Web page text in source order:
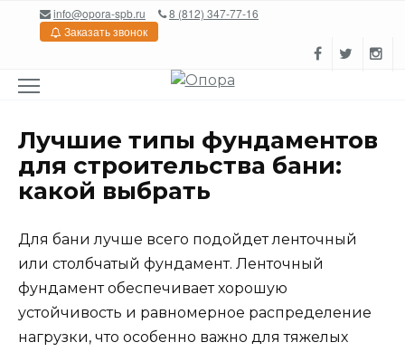
Перейтиinfo@opora-spb.ru
8 (812) 347-77-16
Заказать звонок
Лучшие типы фундаментов
для строительства бани:
какой выбрать
Для бани лучше всего подойдет ленточный
или столбчатый фундамент. Ленточный
фундамент обеспечивает хорошую
устойчивость и равномерное распределение
нагрузки, что особенно важно для тяжелых